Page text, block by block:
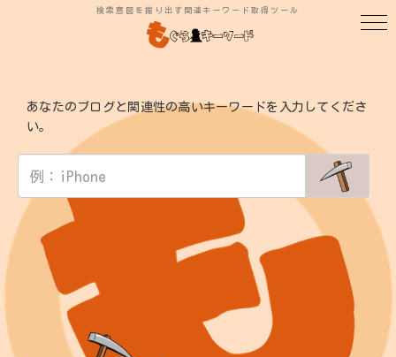
検索意図を掘り出す関連キーワード取得ツール
あなたのブログと関連性の高いキーワードを入力してくださ
い。